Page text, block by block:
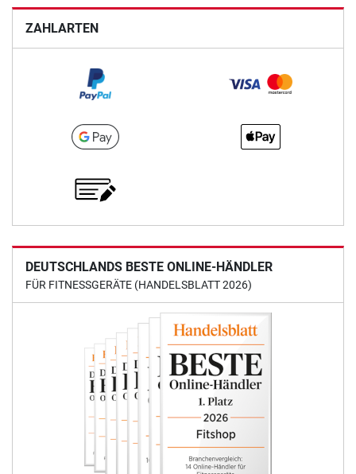
ZAHLARTEN
DEUTSCHLANDS BESTE ONLINE-HÄNDLER
FÜR FITNESSGERÄTE (HANDELSBLATT 2026)